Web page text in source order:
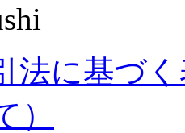
法に基づ
）